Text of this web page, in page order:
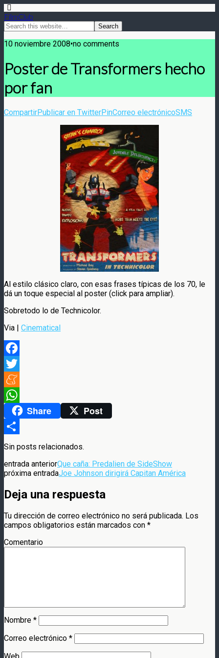
FilmClub
10 noviembre 2008•no comments
Poster de Transformers hecho
por fan
CompartirPublicar en TwitterPinCorreo electrónicoSMS
Al estilo clásico claro, con esas frases típicas de los 70, le
dá un toque especial al poster (click para ampliar).
Sobretodo lo de Technicolor.
Via | Cinematical
Facebook
Twitter
Meneame
WhatsAppShare Post
Compartir
Sin posts relacionados.
entrada anteriorQue caña: Predalien de SideShow
próxima entradaJoe Johnson dirigirá Capitan América
Deja una respuesta
Tu dirección de correo electrónico no será publicada. Los
campos obligatorios están marcados con *
Comentario
Nombre *
Correo electrónico *
Web